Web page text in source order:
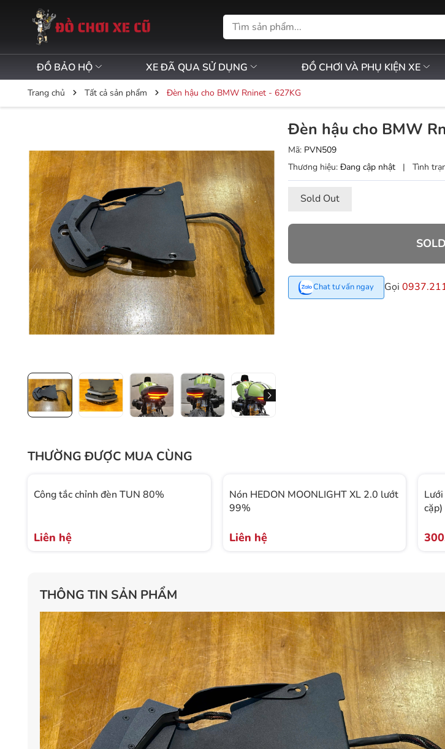
ĐỒ BẢO HỘ XE ĐÃ QUA SỬ DỤNG ĐỒ CHƠI VÀ PHỤ KIỆN XE
Trang chủ Tất cả sản phẩm Đèn hậu cho BMW Rninet - 627KG
Đèn hậu cho BMW
Mã: PVN509
Thương hiệu: Đang cập nhật | Tình
Sold Out
Chat tư vấn ngay Gọi
THƯỜNG ĐƯỢC MUA CÙNG
Công tắc chỉnh đèn TUN 80%
Liên hệ
Nón HEDON MOONLIGHT XL 2.0 lướt
99%
Liên hệ
THÔNG TIN SẢN PHẨM